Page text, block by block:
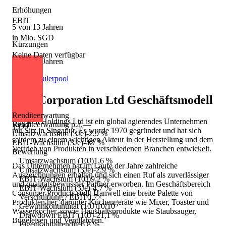
1999
EBIT
in Mio. SGD
Keine Daten verfügbar
Renditeerwartung
Renditeerwartung p.a.—
Umsatzwachstum (3Je)-2,9 %
EBIT-Wachstum (3Je)-4,7 %
Bewertung
Umsatzwachstum (10J)1,6 %
Umsatzwachstum (3Je)-2,9 %
EBIT-Wachstum (10J)9,2 %
EBIT-Wachstum (3Je)-4,7 %
Verschuldung / EBIT0,7×
Gewinnkontinuität (10J)10/10
Drawdown EBIT (10J)-21,1 %
Erhöhungen
5 von 13 Jahren
Kürzungen
3 von 13 Jahren
Quelle: Eulerpool
PSC Corporation Ltd Geschäftsmodell
Hanwell Holdings Ltd ist ein global agierendes Unternehmen
mit Sitz in Singapur. Es wurde 1970 gegründet und hat sich
seitdem zu einem wichtigen Akteur in der Herstellung und dem
Vertrieb von Produkten in verschiedenen Branchen entwickelt.
Das Unternehmen hat im Laufe der Jahre zahlreiche
Auszeichnungen erhalten und sich einen Ruf als zuverlässiger
und qualitätsbewusster Partner erworben. Im Geschäftsbereich
Consumer Products stellt Hanwell eine breite Palette von
Produkten her, darunter Küchengeräte wie Mixer, Toaster und
Wasserkocher, sowie Haushaltsprodukte wie Staubsauger,
Bügeleisen und Ventilatoren.